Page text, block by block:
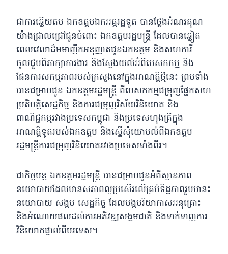
ជាការឆ្លើយតប ឯកឧត្តមឯកអគ្គរដ្ឋទូត បានថ្លែងអំណរគុណ
យ៉ាងជ្រាលជ្រៅជូនចំពោះ ឯកឧត្តមរដ្ឋមន្រ្តី ដែលបានឆ្លៀត
ពេលវេលាដ៏មមាញឹកអនុញ្ញាតជូនឯកឧត្តម និងសហការី
ចូលជួបពិភាក្សាការងារ និងស្វែងយល់អំពីបេសកកម្ម និង
ផែនការសកម្មភាពរបស់ក្រសួងនៅក្នុងអាណត្តិថ្មីនេះ ព្រមទាំង
បានជម្រាបជូន ឯកឧត្តមរដ្ឋមន្រ្តី ពីបេសកកម្មជម្រុញផ្នែកសហ
ប្រតិបត្តិសេដ្ឋកិច្ច និងការជម្រុញវិស័យវិនិយោគ និង
ពាណិជ្ជកម្មរវាងប្រទេសកម្ពុជា និងប្រទេសហុងគ្រីក្នុង
អាណត្តិទូតរបស់ឯកឧត្តម និងស្នើសុំយោបល់ពីឯកឧត្តម
រដ្ឋមន្រ្តីការជម្រុញវិនិយោគរវាងប្រទេសទាំងពីរ។​
ជាកិច្ចបន្ត ឯកឧត្តមរដ្ឋមន្រ្តី បានជម្រាបជូនអំពីស្ថានភាព
នយោបាយដែលមានសភាពល្អប្រសើរលើគ្រប់ទិដ្ឋភាពរួមមាន៖
នយោបាយ សង្គម សេដ្ឋកិច្ច ដែលបង្កបរិយាកាសអនុគ្រោះ
និងអំណោយផលដល់ការអភិវឌ្ឍសង្គមជាតិ និងទាក់ទាញការ
វិនិយោគផ្ទាល់ពីបរទេស។